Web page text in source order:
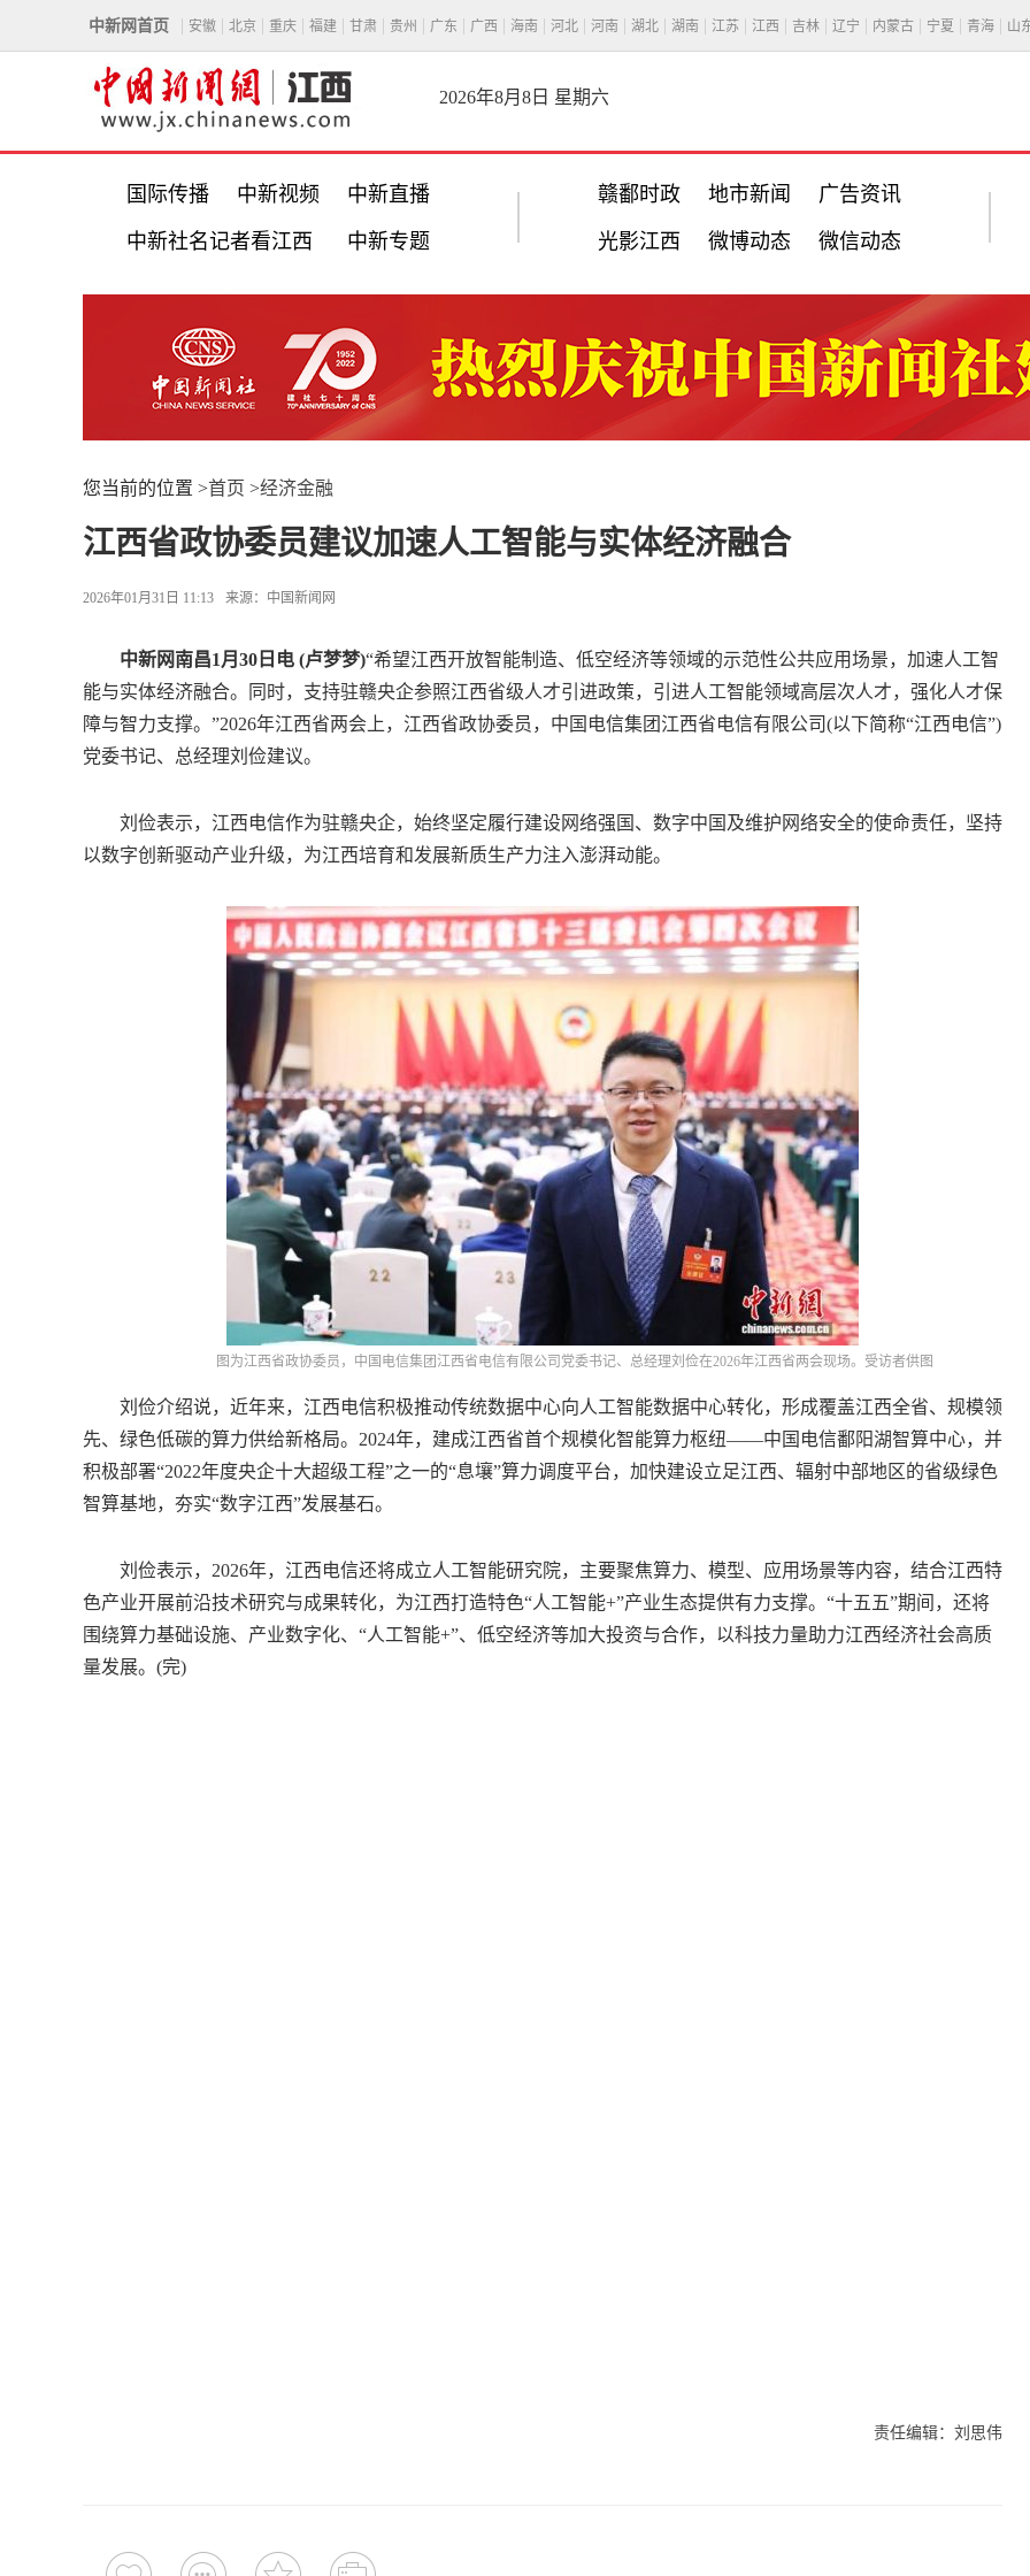
中新网首页 安徽 北京 重庆 福建 甘肃 贵州 广东 广西 海南 河北 河南 湖北 湖南 江苏 江西 吉林 辽宁 内蒙古 宁夏 青海 山
2026年8月8日 星期六
国际传播 中新视频 中新直播
中新社名记者看江西 中新专题
赣鄱时政 地市新闻 广告资讯
光影江西 微博动态 微信动态
您当前的位置 >首页 >经济金融
江西省政协委员建议加速人工智能与实体经济融合
2026年01月31日 11:13 来源： 中国新闻网
中新网南昌1月30日电 (卢梦梦)“希望江西开放智能制造、低空经济等领域的示范性公共应用场景，加速人工智
能与实体经济融合。同时，支持驻赣央企参照江西省级人才引进政策，引进人工智能领域高层次人才，强化人才保
障与智力支撑。”2026年江西省两会上，江西省政协委员，中国电信集团江西省电信有限公司(以下简称“江西电信”)
党委书记、总经理刘俭建议。
刘俭表示，江西电信作为驻赣央企，始终坚定履行建设网络强国、数字中国及维护网络安全的使命责任，坚持
以数字创新驱动产业升级，为江西培育和发展新质生产力注入澎湃动能。
图为江西省政协委员，中国电信集团江西省电信有限公司党委书记、总经理刘俭在2026年江西省两会现场。受访者供图
刘俭介绍说，近年来，江西电信积极推动传统数据中心向人工智能数据中心转化，形成覆盖江西全省、规模领
先、绿色低碳的算力供给新格局。2024年，建成江西省首个规模化智能算力枢纽——中国电信鄱阳湖智算中心，并
积极部署“2022年度央企十大超级工程”之一的“息壤”算力调度平台，加快建设立足江西、辐射中部地区的省级绿色
智算基地，夯实“数字江西”发展基石。
刘俭表示，2026年，江西电信还将成立人工智能研究院，主要聚焦算力、模型、应用场景等内容，结合江西特
色产业开展前沿技术研究与成果转化，为江西打造特色“人工智能+”产业生态提供有力支撑。“十五五”期间，还将
围绕算力基础设施、产业数字化、“人工智能+”、低空经济等加大投资与合作，以科技力量助力江西经济社会高质
量发展。(完)
责任编辑：刘思伟